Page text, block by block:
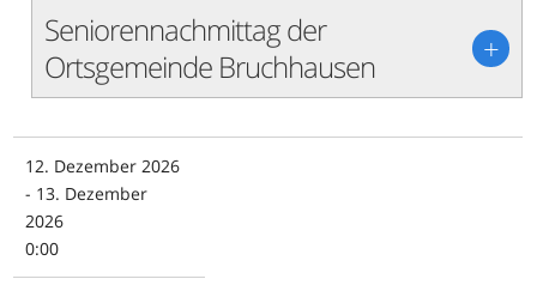
Seniorennachmittag der
Ortsgemeinde Bruchhausen
+
12. Dezember 2026
- 13. Dezember
2026
0:00